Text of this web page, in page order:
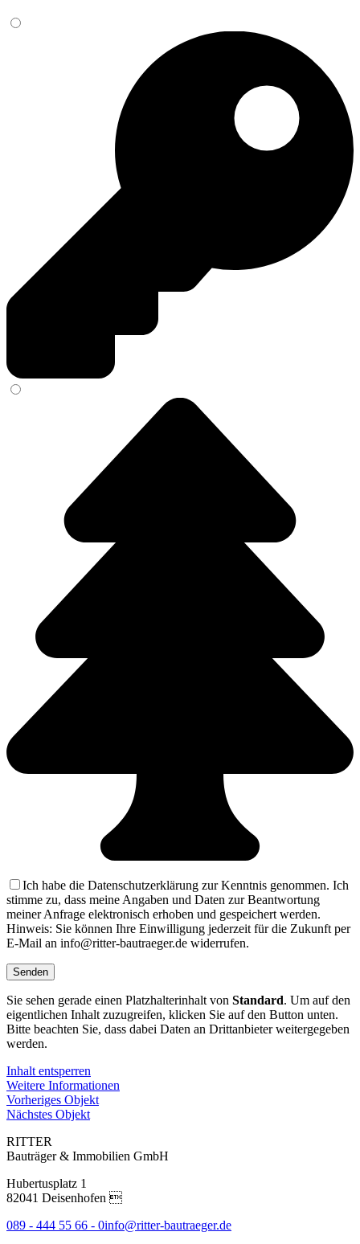
Ich habe die Datenschutzerklärung zur Kenntnis genommen. Ich
stimme zu, dass meine Angaben und Daten zur Beantwortung
meiner Anfrage elektronisch erhoben und gespeichert werden.
Hinweis: Sie können Ihre Einwilligung jederzeit für die Zukunft per
E-Mail an info@ritter-bautraeger.de widerrufen.
Sie sehen gerade einen Platzhalterinhalt von Standard. Um auf den
eigentlichen Inhalt zuzugreifen, klicken Sie auf den Button unten.
Bitte beachten Sie, dass dabei Daten an Drittanbieter weitergegeben
werden.
Inhalt entsperren
Weitere Informationen
Vorheriges Objekt
Nächstes Objekt
RITTER
Bauträger & Immobilien GmbH
Hubertusplatz 1
82041 Deisenhofen 
089 - 444 55 66 - 0info@ritter-bautraeger.de